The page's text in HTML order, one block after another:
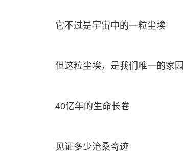
它不过是宇宙中的一粒尘埃
但这粒尘埃，是我们唯一的家园
40亿年的生命长卷
见证多少沧桑奇迹